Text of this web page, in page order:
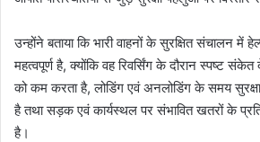
उन्होंने बताया कि भारी वाहनों के सुरक्षित संचालन में
महत्वपूर्ण है, क्योंकि वह रिवर्सिंग के दौरान स्पष्ट
को कम करता है, लोडिंग एवं अनलोडिंग के समय सुरक्षा
है तथा सड़क एवं कार्यस्थल पर संभावित खतरों के
है।